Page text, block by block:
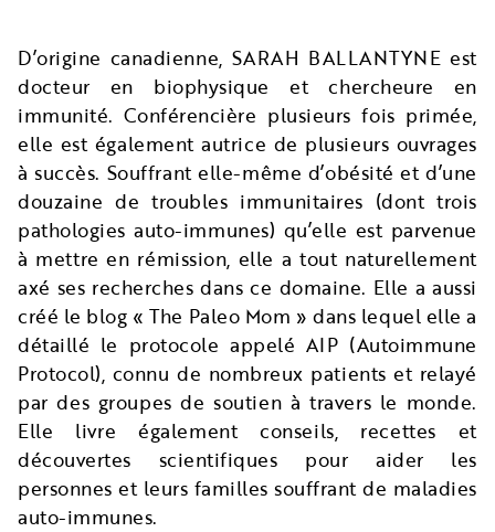
D’origine canadienne, SARAH BALLANTYNE est
docteur en biophysique et chercheure en
immunité. Conférencière plusieurs fois primée,
elle est également autrice de plusieurs ouvrages
à succès. Souffrant elle-même d’obésité et d’une
douzaine de troubles immunitaires (dont trois
pathologies auto-immunes) qu’elle est parvenue
à mettre en rémission, elle a tout naturellement
axé ses recherches dans ce domaine. Elle a aussi
créé le blog « The Paleo Mom » dans lequel elle a
détaillé le protocole appelé AIP (Autoimmune
Protocol), connu de nombreux patients et relayé
par des groupes de soutien à travers le monde.
Elle livre également conseils, recettes et
découvertes scientifiques pour aider les
personnes et leurs familles souffrant de maladies
auto-immunes.